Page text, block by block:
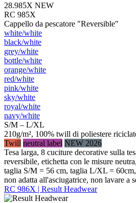
28.985X NEW
RC 985X
Cappello da pescatore "Reversible"
white/​white
black/​white
grey/​white
bottle/​white
orange/​white
red/​white
pink/​white
sky/​white
royal/​white
navy/​white
S/M – L/XL
210g/m², 100% twill di poliestere
Twill neutral label NEW 2026
Tesa larga, 8 cuciture decorative sulla
reversibile, etichetta con le misure
taglia S/M = 56 cm, taglia L/XL =
non adatta all'asciugatrice, non lavare a
RC 986X | Result Headwear